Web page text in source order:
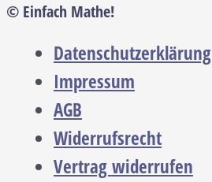
© Einfach Mathe!
Datenschutzerklärung
Impressum
AGB
Widerrufsrecht
Vertrag widerrufen